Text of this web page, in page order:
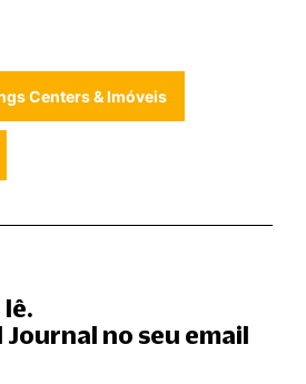
Centers & Imóveis
lê.
Journal no seu email